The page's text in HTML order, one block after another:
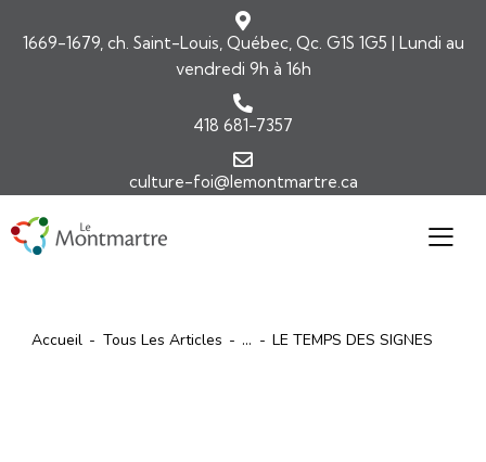
1669-1679, ch. Saint-Louis, Québec, Qc. G1S 1G5 | Lundi au
vendredi 9h à 16h
418 681-7357
culture-foi@lemontmartre.ca
Accueil Tous Les Articles ... LE TEMPS DES SIGNES